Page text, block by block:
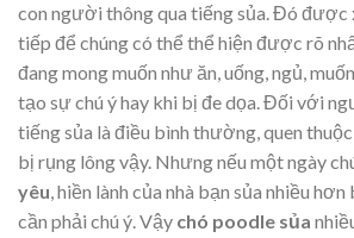
con người thông qua tiếng sủa. Đó được
tiếp để chúng có thể thể hiện được rõ
đang mong muốn như ăn, uống, ngủ,
tạo sự chú ý hay khi bị đe dọa. Đối với
tiếng sủa là điều bình thường, quen
bị rụng lông vậy. Nhưng nếu một ngày
yêu, hiền lành của nhà bạn sủa nhiều
cần phải chú ý. Vậy chó poodle sủa